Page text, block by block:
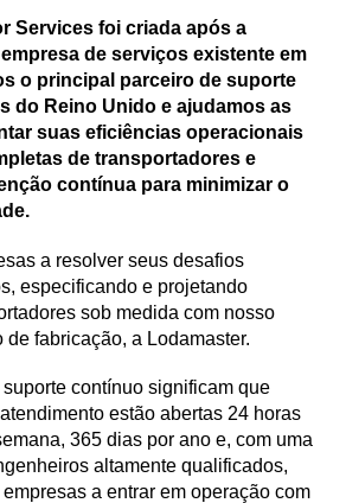
Services foi criada após a
de serviços existente em
o principal parceiro de suporte
do Reino Unido e ajudamos as
suas eficiências operacionais
de transportadores e
contínua para minimizar o
a resolver seus desafios
especificando e projetando
sob medida com nosso
de fabricação, a Lodamaster.
contínuo significam que
estão abertas 24 horas
365 dias por ano e, com uma
altamente qualificados,
a entrar em operação com